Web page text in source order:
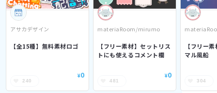
アサカデザイン
【全15種】無料素材ロゴ
240
¥0
materiaRoom/mirumo
【フリー素材】セットリス
トにも使えるコメント欄
481
¥0
【フリー
マル風船
304